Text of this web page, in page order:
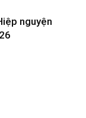
nguyện